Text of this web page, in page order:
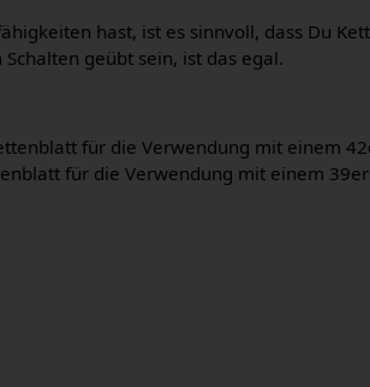
hast, ist es sinnvoll, dass Du
geübt sein, ist das egal.
für die Verwendung mit einem
für die Verwendung mit einem